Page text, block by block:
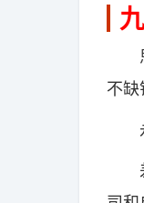
思
不缺
永
差